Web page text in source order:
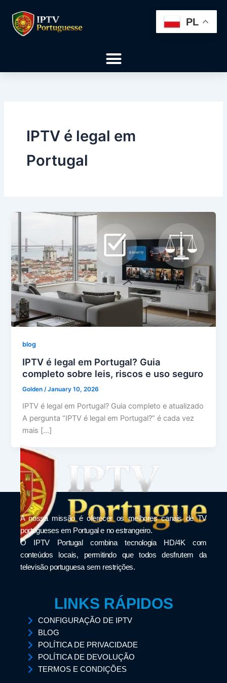
content
Menu
IPTV é legal em
Portugal
blog
IPTV é legal em Portugal? Guia
completo sobre leis, riscos e uso seguro
Golden /January 10, 2026
IPTV é legal em Portugal? Guia completo e atualizado
A pergunta “IPTV é legal em Portugal?” é cada vez
mais […]
A nossa missão é oferecer os melhores canais de TV
portugueses em Portugal e no estrangeiro.
O IPTV Portugal combina tecnologia HD/4K com
conteúdos locais, permitindo que todos desfrutem da
televisão portuguesa sem restrições.
LINKS RÁPIDOS
CONFIGURAÇÃO DE IPTV
BLOG
POLÍTICA DE PRIVACIDADE
POLÍTICA DE DEVOLUÇÃO
TERMOS E CONDIÇÕES
PL